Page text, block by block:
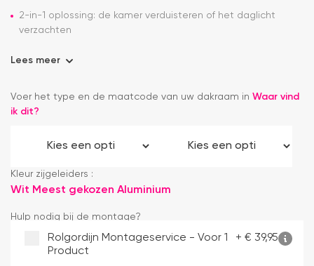
2-in-1 oplossing: de kamer verduisteren of het daglicht
verzachten
Lees meer
Voer het type en de maatcode van uw dakraam in Waar vind
ik dit?
Kleur zijgeleiders :
Wit Meest gekozen Aluminium
Hulp nodig bij de montage?
Rolgordijn Montageservice - Voor 1
Product
+ € 39,95